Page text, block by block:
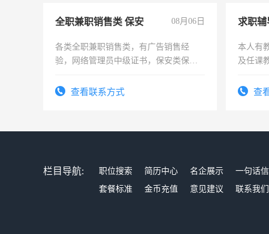
全职兼职销售类 保安 08月06日
各类全职兼职销售类，有广告销售经
验，网络管理员中级证书，保安类保安
有高低压电工证和十几年工作经验
查看联系方式
求职辅
本人有
及任课
查
栏目导航: 职位搜索 简历中心 名企展示 一句话
套餐标准
金币充值 意见建议 联系我们